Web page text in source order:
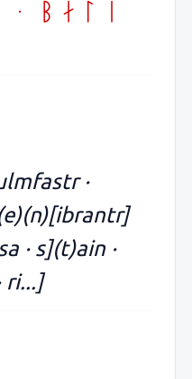
bali
·
· s](t)ain ·
ri...]